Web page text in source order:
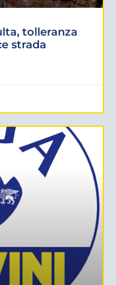
tolleranza
strada